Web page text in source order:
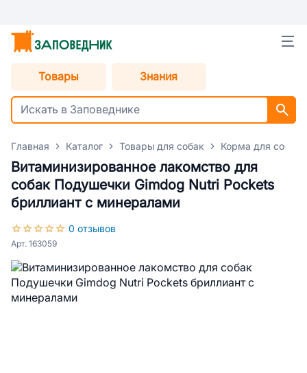
Товары Знания
Главная Каталог Товары для собак Корма для собак
Витаминизированное лакомство для
собак Подушечки Gimdog Nutri Pockets
бриллиант с минералами
0 отзывов
Арт. 163059